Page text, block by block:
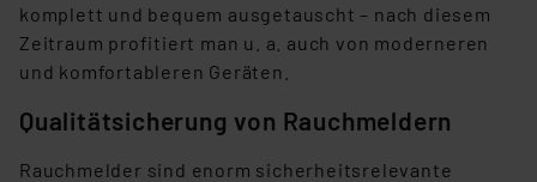
komplett und bequem ausgetauscht – nach diesem
Zeitraum profitiert man u. a. auch von moderneren
und komfortableren Geräten.
Qualitätsicherung von Rauchmeldern
Rauchmelder sind enorm sicherheitsrelevante